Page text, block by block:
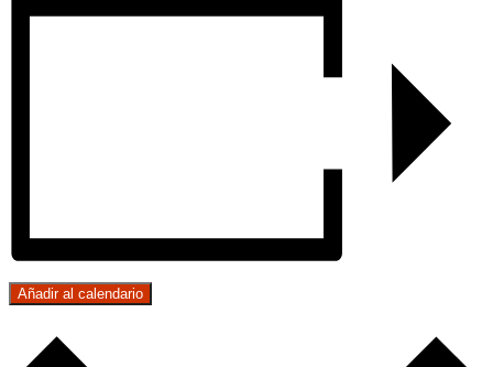
Añadir al calendario